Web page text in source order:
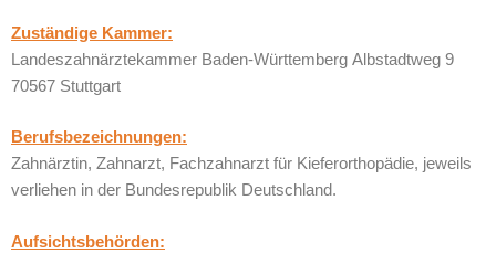
Zuständige Kammer:
Landeszahnärztekammer Baden-Württemberg Albstadtweg 9
70567 Stuttgart
Berufsbezeichnungen:
Zahnärztin, Zahnarzt, Fachzahnarzt für Kieferorthopädie, jeweils
verliehen in der Bundesrepublik Deutschland.
Aufsichtsbehörden: